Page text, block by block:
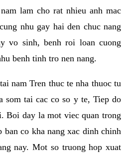
lam cho rat nhieu anh mac
nhu gay hai den chuc nang
vo sinh, benh roi loan cuong
benh tinh tro nen nang.
nam Tren thuc te nha thuoc tu
som tai cac co so y te, Tiep do
Boi day la mot viec quan trong
ban co kha nang xac dinh chinh
nay. Mot so truong hop xuat